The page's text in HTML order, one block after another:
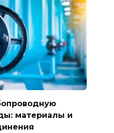
материалы и